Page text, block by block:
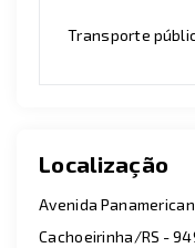
Transporte
Localização
Avenida
Cachoeirinha/RS -